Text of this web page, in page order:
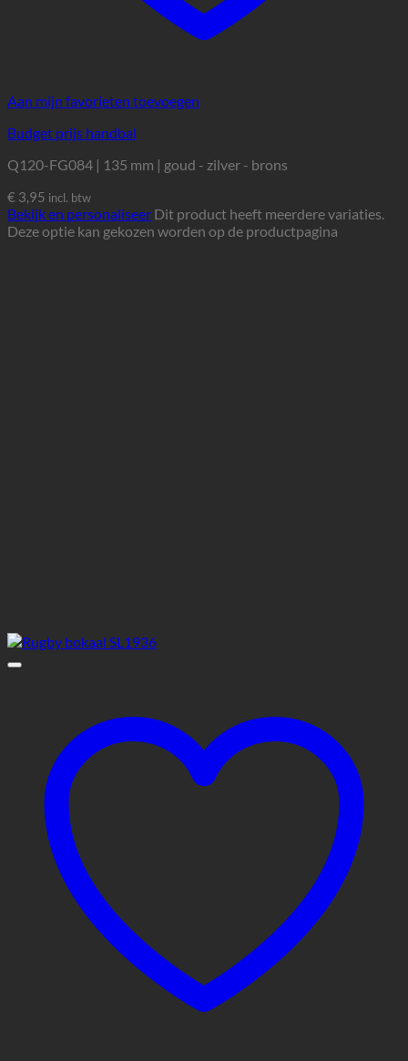
Aan mijn favorieten toevoegen
Budget prijs handbal
Q120-FG084 | 135 mm | goud - zilver - brons
€ 3,95 incl. btw
Bekijk en personaliseer Dit product heeft meerdere variaties.
Deze optie kan gekozen worden op de productpagina